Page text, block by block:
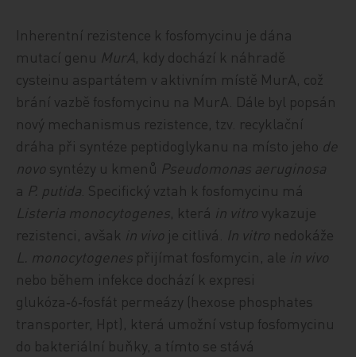
Inherentní rezistence k fosfomycinu je dána
mutací genu MurA, kdy dochází k náhradě
cysteinu aspartátem v aktivním místě MurA, což
brání vazbě fosfomycinu na MurA. Dále byl popsán
nový mechanismus rezistence, tzv. recyklační
dráha při syntéze peptidoglykanu na místo jeho de
novo syntézy u kmenů Pseudomonas aeruginosa
a P. putida . Specifický vztah k fosfomycinu má
Listeria monocytogenes, která in vitro vykazuje
rezistenci, avšak in vivo je citlivá. In vitro nedokáže
L. monocytogenes přijímat fosfomycin, ale in vivo
nebo během infekce dochází k expresi
glukóza‑6‑fosfát permeázy (hexose phosphates
transporter, Hpt), která umožní vstup fosfomycinu
do bakteriální buňky, a tímto se stává